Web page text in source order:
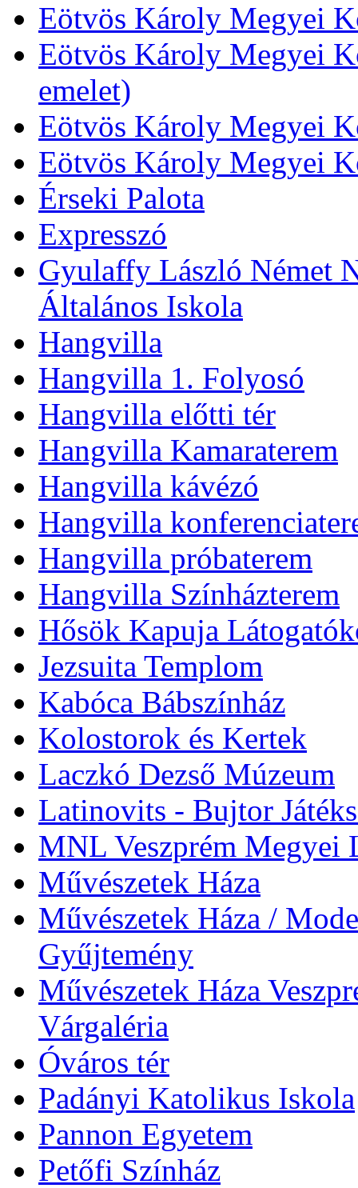
Eötvös Károly Megyei
Eötvös Károly Megyei
emelet)
Eötvös Károly Megyei
Eötvös Károly Megyei
Érseki Palota
Expresszó
Gyulaffy László Német
Általános Iskola
Hangvilla
Hangvilla 1. Folyosó
Hangvilla előtti tér
Hangvilla Kamaraterem
Hangvilla kávézó
Hangvilla
Hangvilla próbaterem
Hangvilla Színházterem
Hősök Kapuja
Jezsuita Templom
Kabóca Bábszínház
Kolostorok és Kertek
Laczkó Dezső Múzeum
Latinovits - Bujtor
MNL Veszprém Megyei
Művészetek Háza
Művészetek Háza /
Gyűjtemény
Művészetek Háza
Várgaléria
Óváros tér
Padányi Katolikus Iskola
Pannon Egyetem
Petőfi Színház